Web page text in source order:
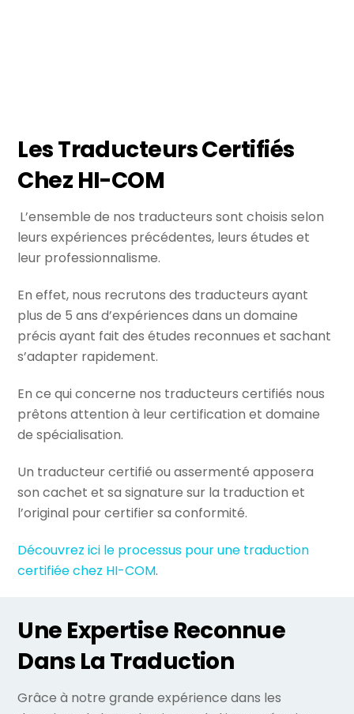
Les Traducteurs Certifiés
Chez HI-COM
L’ensemble de nos traducteurs sont choisis selon
leurs expériences précédentes, leurs études et
leur professionnalisme.
En effet, nous recrutons des traducteurs ayant
plus de 5 ans d’expériences dans un domaine
précis ayant fait des études reconnues et sachant
s’adapter rapidement.
En ce qui concerne nos traducteurs certifiés nous
prêtons attention à leur certification et domaine
de spécialisation.
Un traducteur certifié ou assermenté apposera
son cachet et sa signature sur la traduction et
l’original pour certifier sa conformité.
Découvrez ici le processus pour une traduction
certifiée chez HI-COM.
Une Expertise Reconnue
Dans La Traduction
Grâce à notre grande expérience dans les